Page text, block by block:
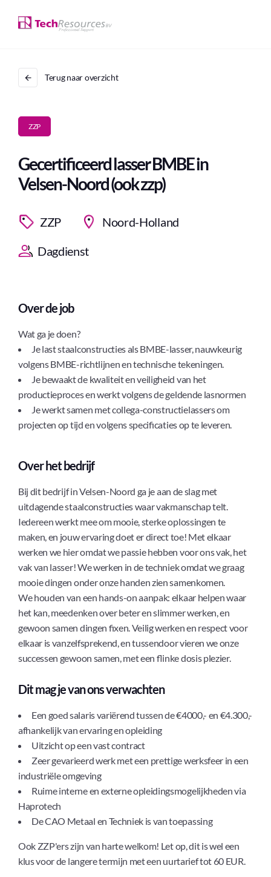
Terug naar overzicht
ZZP
Gecertificeerd lasser BMBE in
Velsen-Noord (ook zzp)
ZZP
Noord-Holland
Dagdienst
Over de job
Wat ga je doen?
Je last staalconstructies als BMBE-lasser, nauwkeurig
volgens BMBE-richtlijnen en technische tekeningen.
Je bewaakt de kwaliteit en veiligheid van het
productieproces en werkt volgens de geldende lasnormen
Je werkt samen met collega-constructielassers om
projecten op tijd en volgens specificaties op te leveren.
Over het bedrijf
Bij dit bedrijf in Velsen-Noord ga je aan de slag met
uitdagende staalconstructies waar vakmanschap telt.
Iedereen werkt mee om mooie, sterke oplossingen te
maken, en jouw ervaring doet er direct toe! Met elkaar
werken we hier omdat we passie hebben voor ons vak, het
vak van lasser! We werken in de techniek omdat we graag
mooie dingen onder onze handen zien samenkomen.
We houden van een hands-on aanpak: elkaar helpen waar
het kan, meedenken over beter en slimmer werken, en
gewoon samen dingen fixen. Veilig werken en respect voor
elkaar is vanzelfsprekend, en tussendoor vieren we onze
successen gewoon samen, met een flinke dosis plezier.
Dit mag je van ons verwachten
Een goed salaris variërend tussen de €4000,- en €4.300,-
afhankelijk van ervaring en opleiding
Uitzicht op een vast contract
Zeer gevarieerd werk met een prettige werksfeer in een
industriële omgeving
Ruime interne en externe opleidingsmogelijkheden via
Haprotech
De CAO Metaal en Techniek is van toepassing
Ook ZZP'ers zijn van harte welkom! Let op, dit is wel een
klus voor de langere termijn met een uurtarief tot 60 EUR.